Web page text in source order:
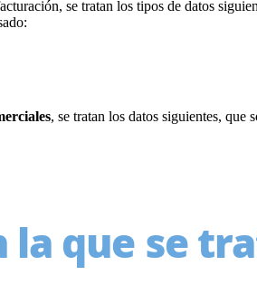
se tratan los tipos de datos
, se tratan los datos siguientes, que
la que se